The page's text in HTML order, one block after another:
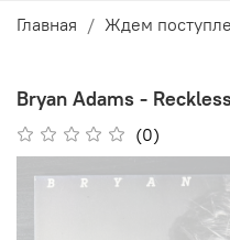
Главная Ждем
Bryan Adams -
(0)